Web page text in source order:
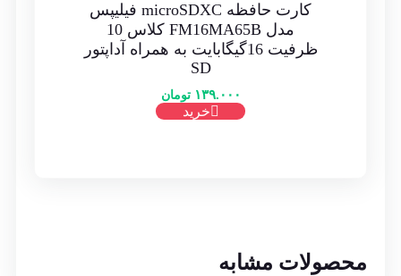
کارت حافظه‌ microSDXC فیلیپس
مدل FM16MA65B کلاس 10
ظرفیت 16گیگابایت به همراه آداپتور
SD
۱۳۹.۰۰۰ تومان
خرید
محصولات مشابه